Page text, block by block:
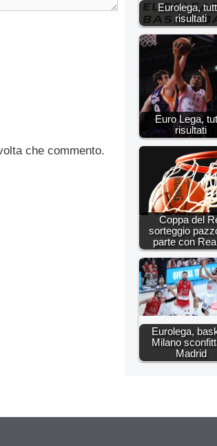
che commento.
Eurolega,
risultati
Euro Lega,
risultati
Coppa del
sorteggio
parte con
Eurolega,
Milano
Madrid